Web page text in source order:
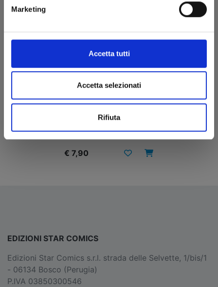
Marketing
Accetta tutti
Accetta selezionati
Rifiuta
07/04/2026
€ 7,90
EDIZIONI STAR COMICS
Edizioni Star Comics s.r.l. strada delle Selvette, 1/bis/1
- 06134 Bosco (Perugia)
P.IVA 03850300546